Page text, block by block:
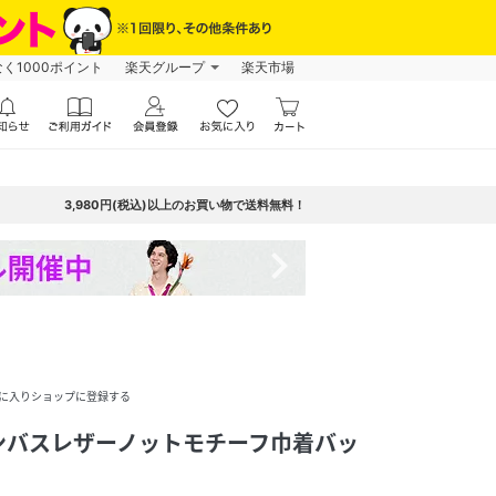
1000ポイント 楽天グループ 楽天市場
3,980円(税込)以上のお買い物で送料無料！
入りショップに登録する
スレザーノットモチーフ巾着バッ